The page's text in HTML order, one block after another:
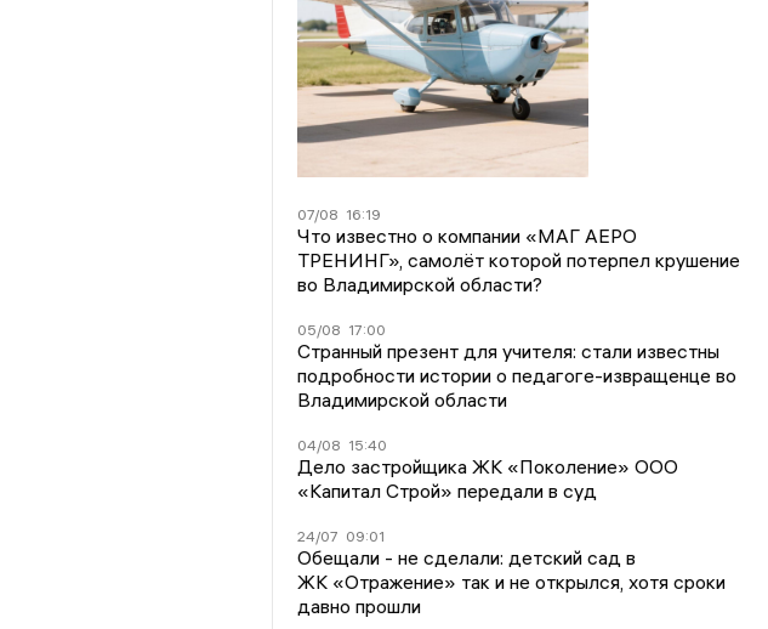
07/08 16:19
Что известно о компании «МАГ АЕРО
ТРЕНИНГ», самолёт которой потерпел крушение
во Владимирской области?
05/08 17:00
Странный презент для учителя: стали известны
подробности истории о педагоге-извращенце во
Владимирской области
04/08 15:40
Дело застройщика ЖК «Поколение» ООО
«Капитал Строй» передали в суд
24/07 09:01
Обещали - не сделали: детский сад в
ЖК «Отражение» так и не открылся, хотя сроки
давно прошли